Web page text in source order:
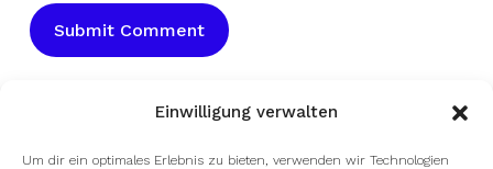
Einwilligung verwalten
Um dir ein optimales Erlebnis zu bieten, verwenden wir Technologien